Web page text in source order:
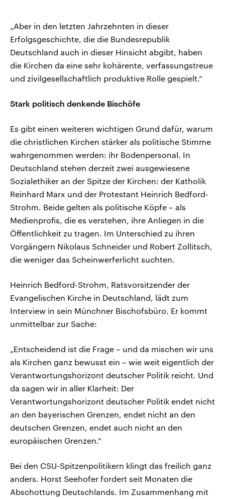
„Aber in den letzten Jahrzehnten in dieser
Erfolgsgeschichte, die die Bundesrepublik
Deutschland auch in dieser Hinsicht abgibt, haben
die Kirchen da eine sehr kohärente, verfassungstreue
und zivilgesellschaftlich produktive Rolle gespielt.“
Stark politisch denkende Bischöfe
Es gibt einen weiteren wichtigen Grund dafür, warum
die christlichen Kirchen stärker als politische Stimme
wahrgenommen werden: ihr Bodenpersonal. In
Deutschland stehen derzeit zwei ausgewiesene
Sozialethiker an der Spitze der Kirchen: der Katholik
Reinhard Marx und der Protestant Heinrich Bedford-
Strohm. Beide gelten als politische Köpfe – als
Medienprofis, die es verstehen, ihre Anliegen in die
Öffentlichkeit zu tragen. Im Unterschied zu ihren
Vorgängern Nikolaus Schneider und Robert Zollitsch,
die weniger das Scheinwerferlicht suchten.
Heinrich Bedford-Strohm, Ratsvorsitzender der
Evangelischen Kirche in Deutschland, lädt zum
Interview in sein Münchner Bischofsbüro. Er kommt
unmittelbar zur Sache:
„Entscheidend ist die Frage – und da mischen wir uns
als Kirchen ganz bewusst ein – wie weit eigentlich der
Verantwortungshorizont deutscher Politik reicht. Und
da sagen wir in aller Klarheit: Der
Verantwortungshorizont deutscher Politik endet nicht
an den bayerischen Grenzen, endet nicht an den
deutschen Grenzen, endet auch nicht an den
europäischen Grenzen.“
Bei den CSU-Spitzenpolitikern klingt das freilich ganz
anders. Horst Seehofer fordert seit Monaten die
Abschottung Deutschlands. Im Zusammenhang mit